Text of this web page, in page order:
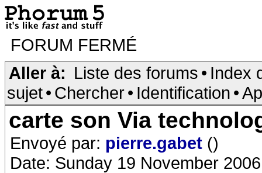
FORUM FERMÉ
Aller à: Liste des forums • Index
sujet• Chercher• Identification •
carte son Via
Envoyé par: pierre.gabet ()
Date: Sunday 19 November